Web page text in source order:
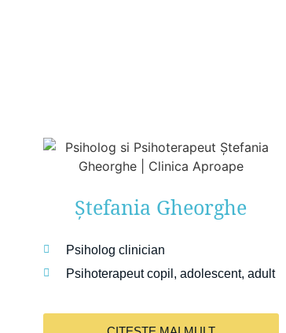
Ștefania Gheorghe
Psiholog clinician
Psihoterapeut copil, adolescent, adult